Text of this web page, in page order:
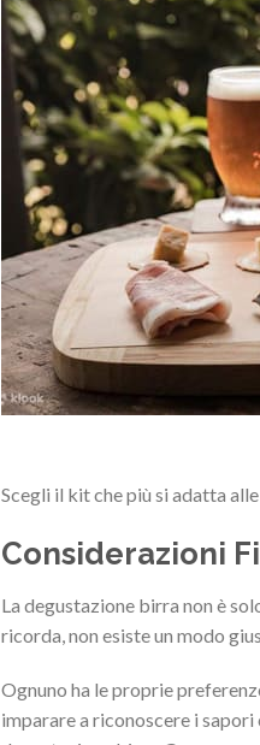
Scegli il kit che più si adatta
Considerazioni
La degustazione birra non è
ricorda, non esiste un modo
Ognuno ha le proprie
imparare a riconoscere i